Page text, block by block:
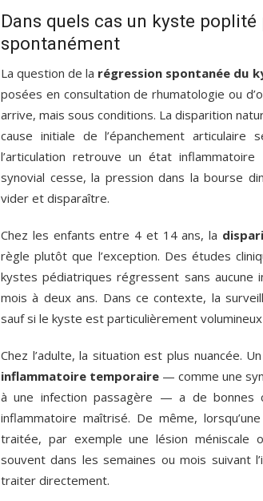
Dans quels cas un kyste
spontanément
La question de la régression spontanée du
posées en consultation de rhumatologie ou
arrive, mais sous conditions. La disparition
cause initiale de l’épanchement
l’articulation retrouve un état
synovial cesse, la pression dans la bourse
vider et disparaître.
Chez les enfants entre 4 et 14 ans, la
règle plutôt que l’exception. Des études
kystes pédiatriques régressent sans aucune
mois à deux ans. Dans ce contexte, la
sauf si le kyste est particulièrement
Chez l’adulte, la situation est plus nuancée. Un
inflammatoire temporaire — comme une
à une infection passagère — a de bonnes
inflammatoire maîtrisé. De même,
traitée, par exemple une lésion méniscale
souvent dans les semaines ou mois suivant
traiter directement.